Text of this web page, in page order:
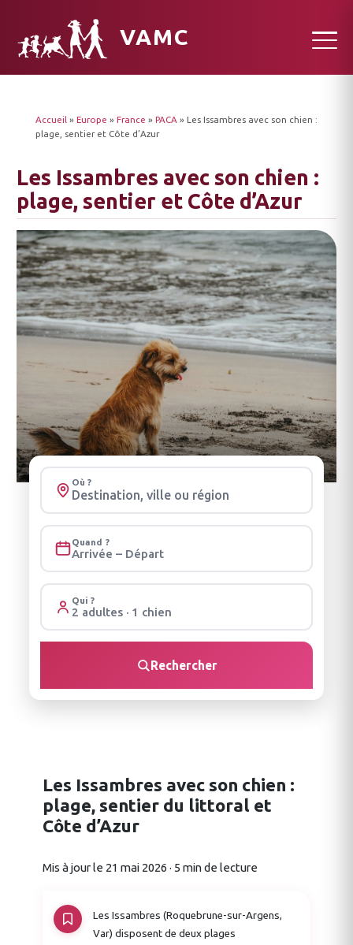
VAMC
Accueil » Europe » France » PACA » Les Issambres avec son chien :
plage, sentier et Côte d’Azur
Les Issambres avec son chien :
plage, sentier et Côte d’Azur
Où ?
Quand ?
Arrivée – Départ
Qui ?
2 adultes · 1 chien
Rechercher
Les Issambres avec son chien :
plage, sentier du littoral et
Côte d’Azur
Mis à jour le 21 mai 2026 · 5 min de lecture
Les Issambres (Roquebrune-sur-Argens,
Var) disposent de deux plages